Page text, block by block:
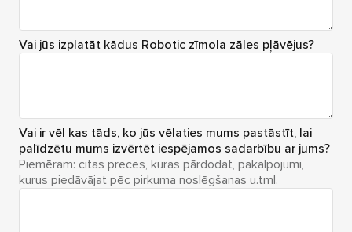
Vai jūs izplatāt kādus Robotic zīmola zāles pļāvējus?
Vai ir vēl kas tāds, ko jūs vēlaties mums pastāstīt, lai
palīdzētu mums izvērtēt iespējamos sadarbību ar jums?
Piemēram: citas preces, kuras pārdodat, pakalpojumi,
kurus piedāvājat pēc pirkuma noslēgšanas u.tml.